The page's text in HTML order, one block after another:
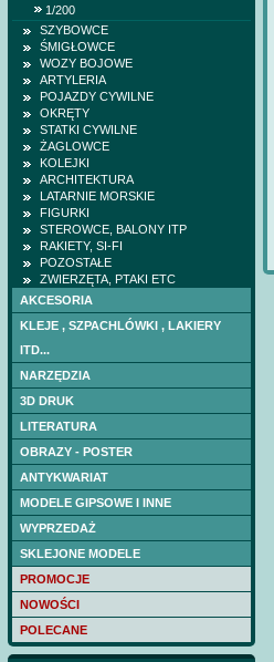
1/200
SZYBOWCE
ŚMIGŁOWCE
WOZY BOJOWE
ARTYLERIA
POJAZDY CYWILNE
OKRĘTY
STATKI CYWILNE
ŻAGLOWCE
KOLEJKI
ARCHITEKTURA
LATARNIE MORSKIE
FIGURKI
STEROWCE, BALONY ITP
RAKIETY, SI-FI
POZOSTAŁE
ZWIERZĘTA, PTAKI ETC
AKCESORIA
KLEJE , SZPACHLÓWKI , LAKIERY
ITD...
NARZĘDZIA
3D DRUK
LITERATURA
OBRAZY - POSTER
ANTYKWARIAT
MODELE GIPSOWE I INNE
WYPRZEDAŻ
SKLEJONE MODELE
PROMOCJE
NOWOŚCI
POLECANE